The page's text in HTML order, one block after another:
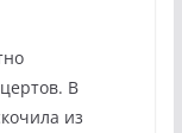
В
из